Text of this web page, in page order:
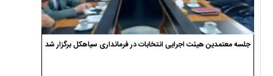
جلسه معتمدین هیئت اجرایی انتخابات در فرمانداری سیاهکل برگزار شد